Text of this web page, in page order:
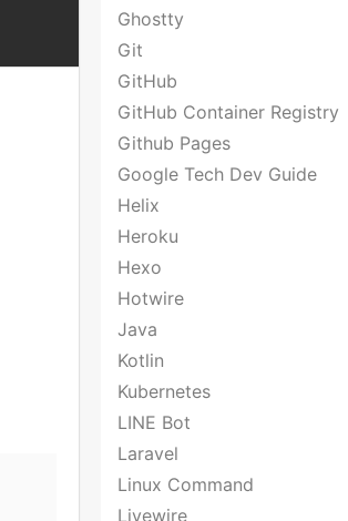
Ghostty
Git
GitHub
GitHub Container Registry
Github Pages
Google Tech Dev Guide
Helix
Heroku
Hexo
Hotwire
Java
Kotlin
Kubernetes
LINE Bot
Laravel
Linux Command
Livewire